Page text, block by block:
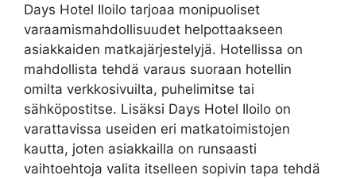
Days Hotel Iloilo tarjoaa monipuoliset
varaamismahdollisuudet helpottaakseen
asiakkaiden matkajärjestelyjä. Hotellissa on
mahdollista tehdä varaus suoraan hotellin
omilta verkkosivuilta, puhelimitse tai
sähköpostitse. Lisäksi Days Hotel Iloilo on
varattavissa useiden eri matkatoimistojen
kautta, joten asiakkailla on runsaasti
vaihtoehtoja valita itselleen sopivin tapa tehdä